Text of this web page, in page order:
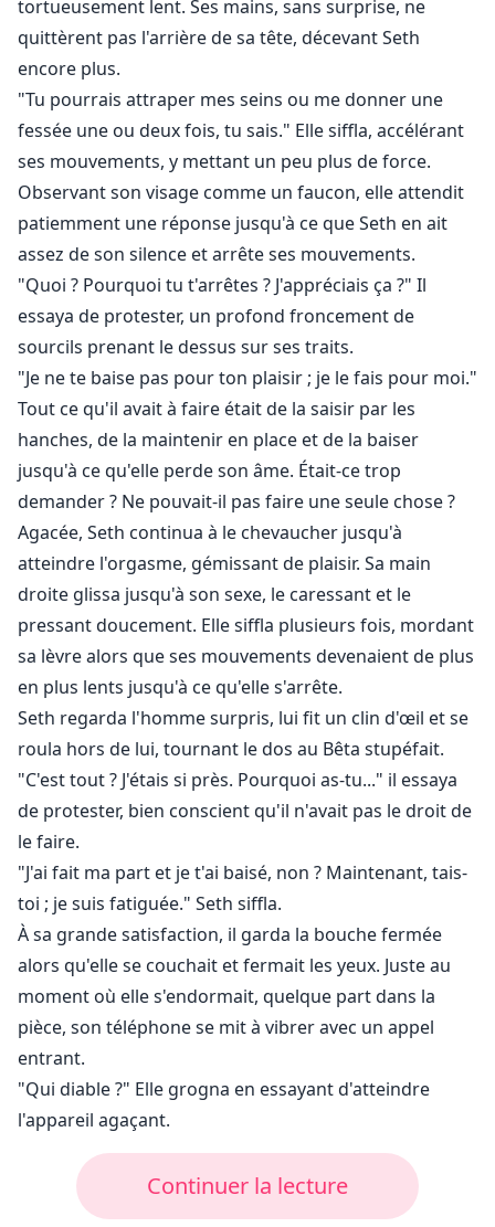
tortueusement lent. Ses mains, sans surprise, ne
quittèrent pas l'arrière de sa tête, décevant Seth
encore plus.
"Tu pourrais attraper mes seins ou me donner une
fessée une ou deux fois, tu sais." Elle siffla, accélérant
ses mouvements, y mettant un peu plus de force.
Observant son visage comme un faucon, elle attendit
patiemment une réponse jusqu'à ce que Seth en ait
assez de son silence et arrête ses mouvements.
"Quoi ? Pourquoi tu t'arrêtes ? J'appréciais ça ?" Il
essaya de protester, un profond froncement de
sourcils prenant le dessus sur ses traits.
"Je ne te baise pas pour ton plaisir ; je le fais pour moi."
Tout ce qu'il avait à faire était de la saisir par les
hanches, de la maintenir en place et de la baiser
jusqu'à ce qu'elle perde son âme. Était-ce trop
demander ? Ne pouvait-il pas faire une seule chose ?
Agacée, Seth continua à le chevaucher jusqu'à
atteindre l'orgasme, gémissant de plaisir. Sa main
droite glissa jusqu'à son sexe, le caressant et le
pressant doucement. Elle siffla plusieurs fois, mordant
sa lèvre alors que ses mouvements devenaient de plus
en plus lents jusqu'à ce qu'elle s'arrête.
Seth regarda l'homme surpris, lui fit un clin d'œil et se
roula hors de lui, tournant le dos au Bêta stupéfait.
"C'est tout ? J'étais si près. Pourquoi as-tu..." il essaya
de protester, bien conscient qu'il n'avait pas le droit de
le faire.
"J'ai fait ma part et je t'ai baisé, non ? Maintenant, tais-
toi ; je suis fatiguée." Seth siffla.
À sa grande satisfaction, il garda la bouche fermée
alors qu'elle se couchait et fermait les yeux. Juste au
moment où elle s'endormait, quelque part dans la
pièce, son téléphone se mit à vibrer avec un appel
entrant.
"Qui diable ?" Elle grogna en essayant d'atteindre
l'appareil agaçant.
Continuer la lecture